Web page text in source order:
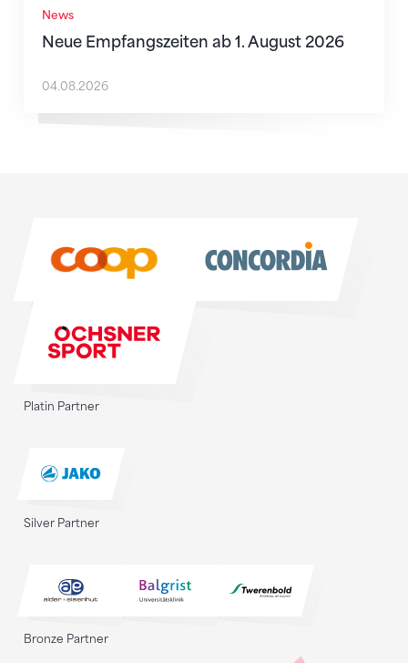
News
Neue Empfangszeiten ab 1. August 2026
04.08.2026
Platin Partner
Silver Partner
Bronze Partner